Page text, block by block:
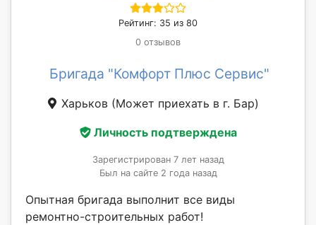
Рейтинг: 35 из 80
0 отзывов
Бригада "Комфорт Плюс Сервис"
Харьков (Может приехать в г. Бар)
Личность подтверждена
Зарегистрирован 7 лет назад
Был на сайте 2 года назад
Опытная бригада выполнит все виды
ремонтно-строительных работ!